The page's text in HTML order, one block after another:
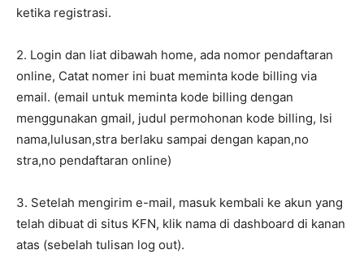
ketika registrasi.
2. Login dan liat dibawah home, ada nomor pendaftaran
online, Catat nomer ini buat meminta kode billing via
email. (email untuk meminta kode billing dengan
menggunakan gmail, judul permohonan kode billing, Isi
nama,lulusan,stra berlaku sampai dengan kapan,no
stra,no pendaftaran online)
3. Setelah mengirim e-mail, masuk kembali ke akun yang
telah dibuat di situs KFN, klik nama di dashboard di kanan
atas (sebelah tulisan log out).